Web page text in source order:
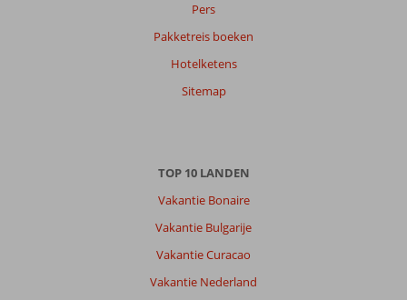
Pers
Pakketreis boeken
Hotelketens
Sitemap
TOP 10 LANDEN
Vakantie Bonaire
Vakantie Bulgarije
Vakantie Curacao
Vakantie Nederland